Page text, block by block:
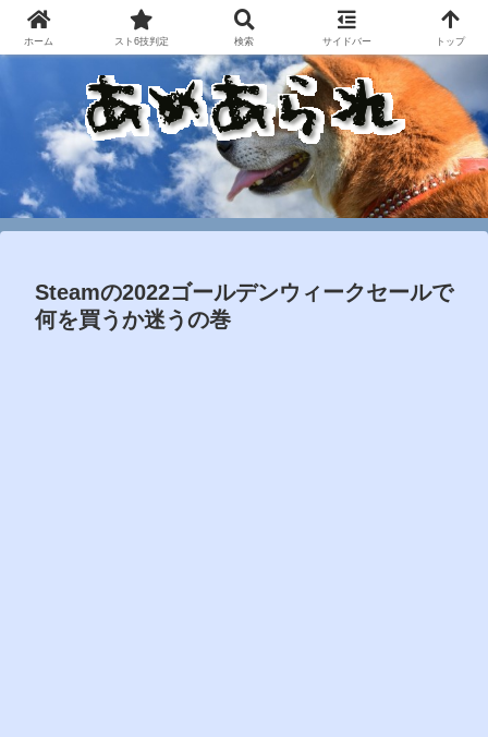
Steamの2022ゴールデンウィークセールで
何を買うか迷うの巻
ホーム スト6技判定 検索 サイドバー トップ